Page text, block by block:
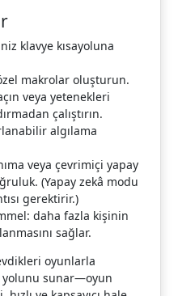
klavye kısayoluna
makrolar oluşturun.
veya yetenekleri
çalıştırın.
algılama
veya çevrimiçi yapay
(Yapay zekâ modu
gerektirir.)
daha fazla kişinin
sağlar.
oyunlarla
yolunu sunar—oyun